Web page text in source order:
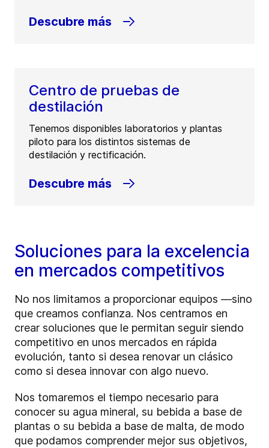
Descubre más
Centro de pruebas de
destilación
Tenemos disponibles laboratorios y plantas
piloto para los distintos sistemas de
destilación y rectificación.
Descubre más
Soluciones para la excelencia
en mercados competitivos
No nos limitamos a proporcionar equipos —sino
que creamos confianza. Nos centramos en
crear soluciones que le permitan seguir siendo
competitivo en unos mercados en rápida
evolución, tanto si desea renovar un clásico
como si desea innovar con algo nuevo.
Nos tomaremos el tiempo necesario para
conocer su agua mineral, su bebida a base de
plantas o su bebida a base de malta, de modo
que podamos comprender mejor sus objetivos,